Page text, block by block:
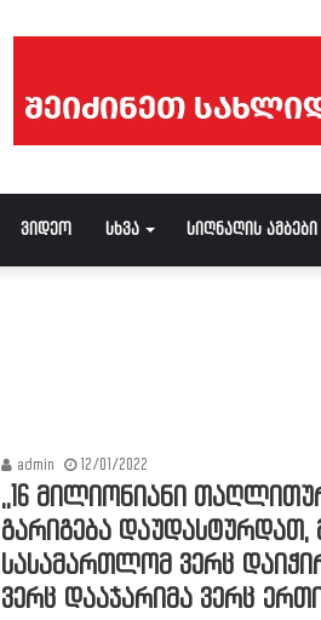
ვიდეო სხვა სიღნაღის ამბები
admin 12/01/2022
,,16 მილიონიანი
გარიგება დაუდასტურდათ,
სასამართლომ ვერც
ვერც დააჯარიმა ვერც